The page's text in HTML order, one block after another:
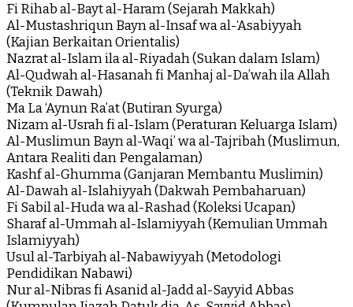
Fi Rihab al-Bayt al-Haram (Sejarah Makkah)
Al-Mustashriqun Bayn al-Insaf wa al-‘Asabiyyah
(Kajian Berkaitan Orientalis)
Nazrat al-Islam ila al-Riyadah (Sukan dalam Islam)
Al-Qudwah al-Hasanah fi Manhaj al-Da’wah ila Allah
(Teknik Dawah)
Ma La ‘Aynun Ra’at (Butiran Syurga)
Nizam al-Usrah fi al-Islam (Peraturan Keluarga Islam)
Al-Muslimun Bayn al-Waqi’ wa al-Tajribah (Muslimun,
Antara Realiti dan Pengalaman)
Kashf al-Ghumma (Ganjaran Membantu Muslimin)
Al-Dawah al-Islahiyyah (Dakwah Pembaharuan)
Fi Sabil al-Huda wa al-Rashad (Koleksi Ucapan)
Sharaf al-Ummah al-Islamiyyah (Kemulian Ummah
Islamiyyah)
Usul al-Tarbiyah al-Nabawiyyah (Metodologi
Pendidikan Nabawi)
Nur al-Nibras fi Asanid al-Jadd al-Sayyid Abbas